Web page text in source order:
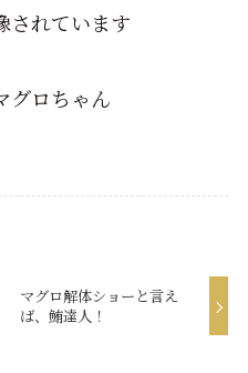
されています
グロちゃん
マグロ解体ショーと言え
ば、鮪達人！